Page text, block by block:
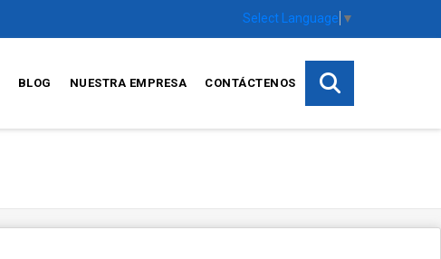
Select Language ▼
BLOG NUESTRA EMPRESA CONTÁCTENOS